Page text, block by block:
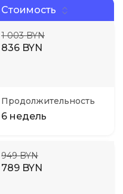
Стоимость
1 003 BYN
836 BYN
Продолжительность
6 недель
949 BYN
789 BYN